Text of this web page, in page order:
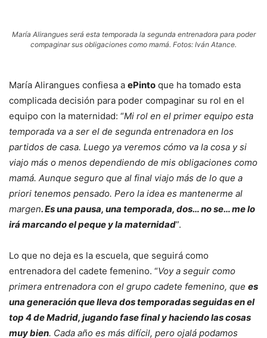
María Alirangues será esta temporada la segunda entrenadora para poder
compaginar sus obligaciones como mamá. Fotos: Iván Atance.
María Alirangues confiesa a ePinto que ha tomado esta
complicada decisión para poder compaginar su rol en el
equipo con la maternidad: “Mi rol en el primer equipo esta
temporada va a ser el de segunda entrenadora en los
partidos de casa. Luego ya veremos cómo va la cosa y si
viajo más o menos dependiendo de mis obligaciones como
mamá. Aunque seguro que al final viajo más de lo que a
priori tenemos pensado. Pero la idea es mantenerme al
margen. Es una pausa, una temporada, dos… no se… me lo
irá marcando el peque y la maternidad”.
Lo que no deja es la escuela, que seguirá como
entrenadora del cadete femenino. “Voy a seguir como
primera entrenadora con el grupo cadete femenino, que es
una generación que lleva dos temporadas seguidas en el
top 4 de Madrid, jugando fase final y haciendo las cosas
muy bien. Cada año es más difícil, pero ojalá podamos